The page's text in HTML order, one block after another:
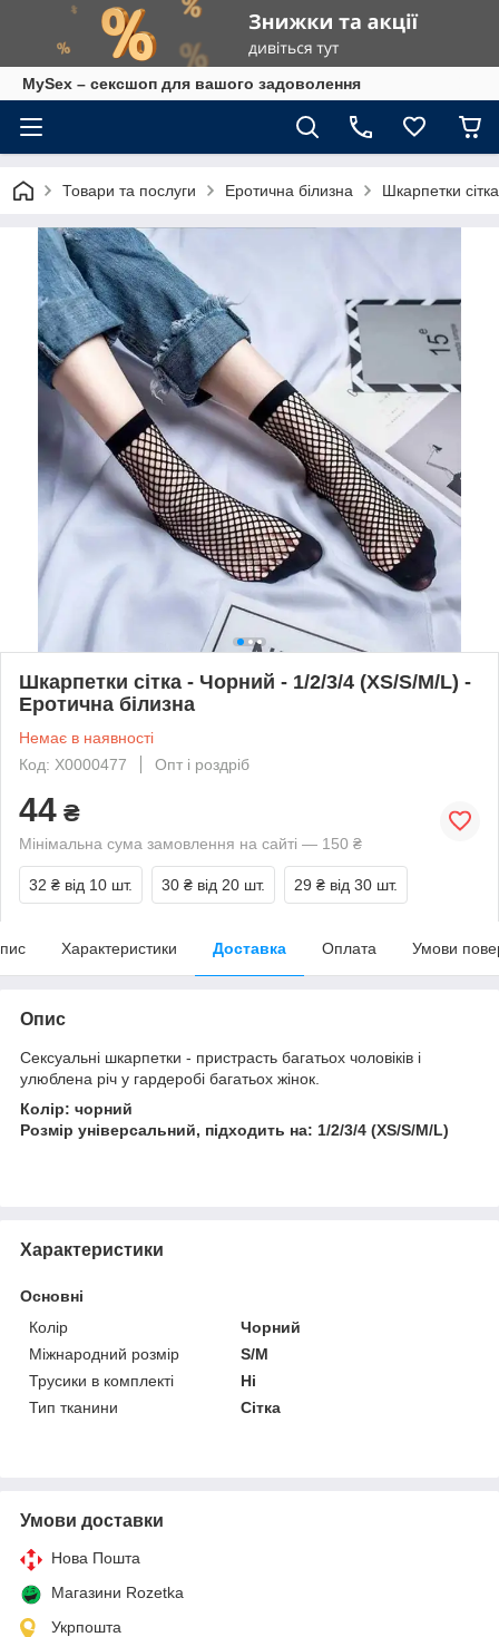
MySex – сексшоп для вашого задоволення
Товари та послуги Еротична білизна Шкарпетки
Шкарпетки сітка - Чорний - 1/2/3/4 (XS/S/M/L) -
Еротична білизна
Немає в наявності
Код: X0000477
Опт і роздріб
44 ₴
Мінімальна сума замовлення на сайті — 150 ₴
32 ₴ від 10 шт. 30 ₴ від 20 шт. 29 ₴ від 30 шт.
Характеристики Доставка Оплата Умови
Опис
Сексуальні шкарпетки - пристрасть багатьох чоловіків і
улюблена річ у гардеробі багатьох жінок.
Колір: чорний
Розмір універсальний, підходить на: 1/2/3/4 (XS/S/M/L)
Характеристики
Основні
Колір
Чорний
Міжнародний розмір
S/M
Трусики в комплекті
Ні
Тип тканини
Сітка
Умови доставки
Нова Пошта
Магазини Rozetka
Укрпошта